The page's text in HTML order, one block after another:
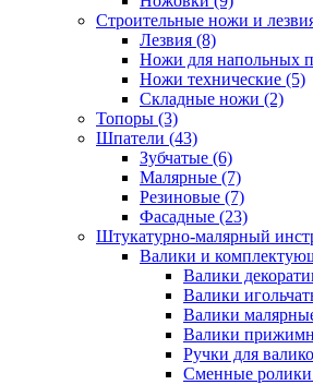
Строительные ножи и
Лезвия (8)
Ножи для напольных
Ножи технические (5)
Складные ножи (2)
Топоры (3)
Шпатели (43)
Зубчатые (6)
Малярные (7)
Резиновые (7)
Фасадные (23)
Штукатурно-малярный
Валики и
Валики
Валики
Валики
Валики
Ручки для
Сменные ролики